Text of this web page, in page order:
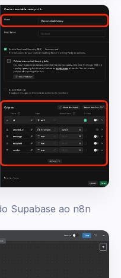
Supabase ao n8n